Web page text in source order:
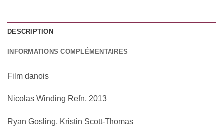
DESCRIPTION
INFORMATIONS COMPLÉMENTAIRES
Film danois
Nicolas Winding Refn, 2013
Ryan Gosling, Kristin Scott-Thomas